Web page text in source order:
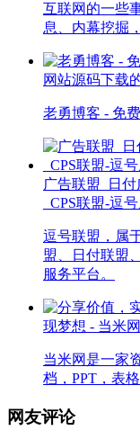
互联网的一些
息、内幕挖掘
网站源码下载
老勇博客 - 免
广告联盟_日
_CPS联盟-逗
逗号联盟，属
盟、日付联盟
服务平台。
现梦想 - 当米
当米网是一家
档，PPT，表
网友评论